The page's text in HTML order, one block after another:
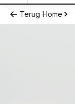
Terug Home